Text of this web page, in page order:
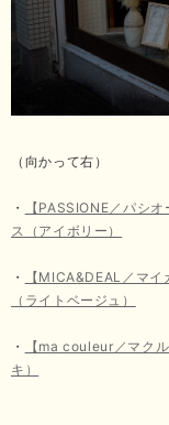
（向かって右）
・
【PASSIONE／パシ
ス（アイボリー）
・
【MICA&DEAL／マ
（ライトベージュ）
・
【ma couleur／マク
キ）